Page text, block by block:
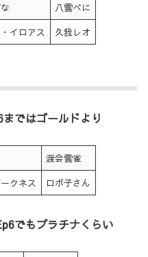
八雲べに
イロアス 久我レオ
ではゴールドより
渡会雲雀
クネス ロボ子さん
でもプラチナくらい